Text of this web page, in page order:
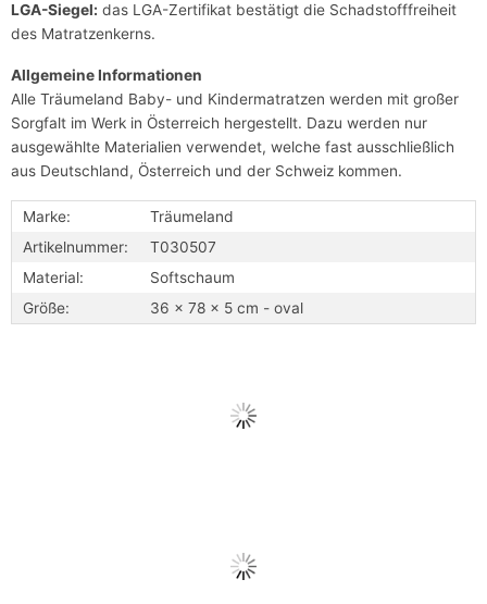
LGA-Siegel: das LGA-Zertifikat bestätigt die Schadstofffreiheit
des Matratzenkerns.
Allgemeine Informationen
Alle Träumeland Baby- und Kindermatratzen werden mit großer
Sorgfalt im Werk in Österreich hergestellt. Dazu werden nur
ausgewählte Materialien verwendet, welche fast ausschließlich
aus Deutschland, Österreich und der Schweiz kommen.
Marke:
Träumeland
Artikelnummer:
T030507
Material:
Softschaum
Größe:
36 x 78 x 5 cm - oval